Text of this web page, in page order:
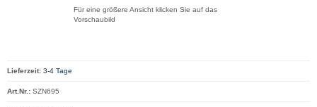
Für eine größere Ansicht klicken Sie auf das
Vorschaubild
Lieferzeit: 3-4 Tage
Art.Nr.: SZN695